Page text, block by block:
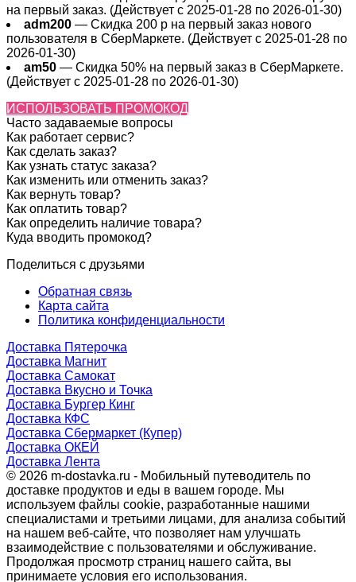
на первый заказ. (Действует с 2025-01-28 по 2026-01-30)
adm200 — Cкидка 200 р на первый заказ нового
пользователя в СберМаркете. (Действует с 2025-01-28 по
2026-01-30)
am50 — Скидка 50% на первый заказ в СберМаркете.
(Действует с 2025-01-28 по 2026-01-30)
ИСПОЛЬЗОВАТЬ ПРОМОКОД
Часто задаваемые вопросы
Как работает сервис?
Как сделать заказ?
Как узнать статус заказа?
Как изменить или отменить заказ?
Как вернуть товар?
Как оплатить товар?
Как определить наличие товара?
Куда вводить промокод?
Поделиться с друзьями
Обратная связь
Карта сайта
Политика конфиденциальности
Доставка Пятерочка
Доставка Магнит
Доставка Самокат
Доставка Вкусно и Точка
Доставка Бургер Кинг
Доставка КФС
Доставка Сбермаркет (Купер)
Доставка ОКЕЙ
Доставка Лента
© 2026 m-dostavka.ru - Мобильный путеводитель по
доставке продуктов и еды в вашем городе. Мы
используем файлы cookie, разработанные нашими
специалистами и третьими лицами, для анализа событий
на нашем веб-сайте, что позволяет нам улучшать
взаимодействие с пользователями и обслуживание.
Продолжая просмотр страниц нашего сайта, вы
принимаете условия его использования.